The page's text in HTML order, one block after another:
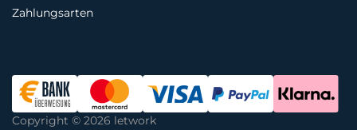
Zahlungsarten
Copyright © 2026 letwork